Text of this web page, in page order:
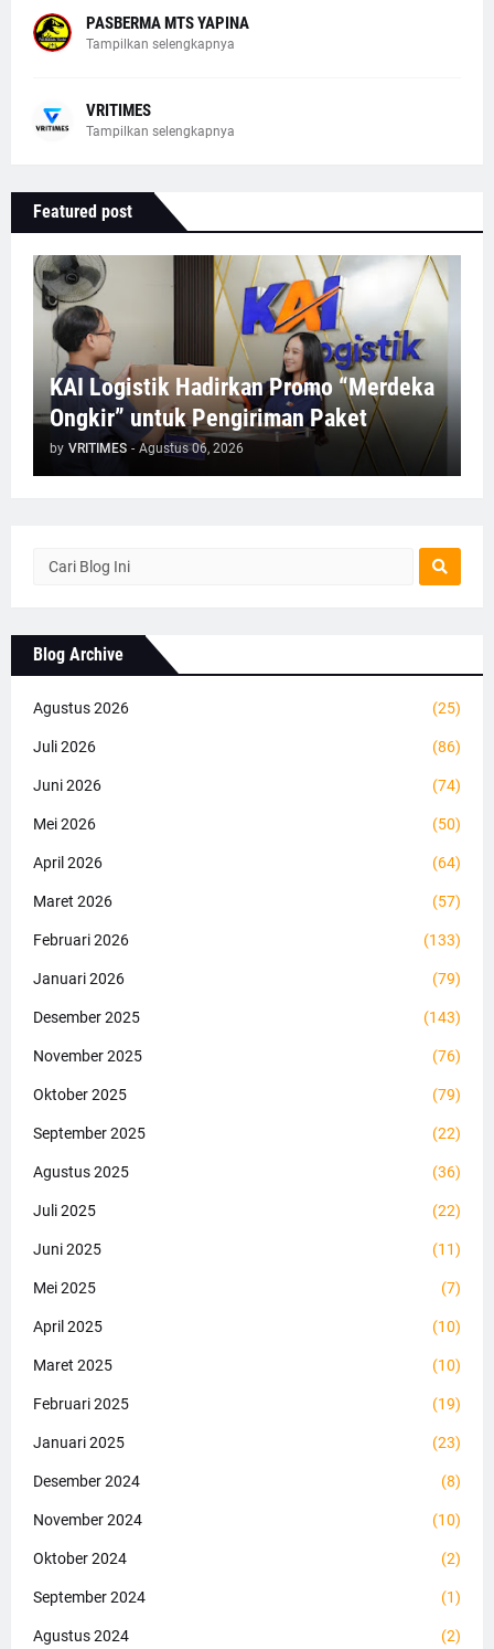
PASBERMA MTS YAPINA
Tampilkan selengkapnya
VRITIMES
Tampilkan selengkapnya
Featured post
KAI Logistik Hadirkan Promo “Merdeka
Ongkir” untuk Pengiriman Paket
by VRITIMES - Agustus 06, 2026
Blog Archive
Agustus 2026 (25)
Juli 2026 (86)
Juni 2026 (74)
Mei 2026 (50)
April 2026 (64)
Maret 2026 (57)
Februari 2026 (133)
Januari 2026 (79)
Desember 2025 (143)
November 2025 (76)
Oktober 2025 (79)
September 2025 (22)
Agustus 2025 (36)
Juli 2025 (22)
Juni 2025 (11)
Mei 2025 (7)
April 2025 (10)
Maret 2025 (10)
Februari 2025 (19)
Januari 2025 (23)
Desember 2024 (8)
November 2024 (10)
Oktober 2024 (2)
September 2024 (1)
Agustus 2024 (2)